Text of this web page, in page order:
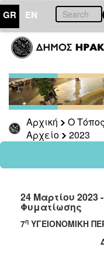
GR EN
Αρχική Ο
Αρχείο
2023
ΤΟΠΟΣ
ΜΑΣ
Ανακοινώσεις
Αρχείο
2026
2025
2021
2020
24 Μαρτίου
Φυματίωσης
7η ΥΓΕΙΟΝΟΜΙΚΗ